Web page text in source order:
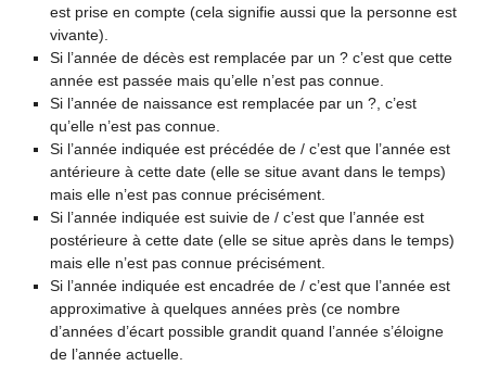
est prise en compte (cela signifie aussi que la personne est
vivante).
Si l’année de décès est remplacée par un ? c’est que cette
année est passée mais qu’elle n’est pas connue.
Si l’année de naissance est remplacée par un ?, c’est
qu’elle n’est pas connue.
Si l’année indiquée est précédée de / c’est que l’année est
antérieure à cette date (elle se situe avant dans le temps)
mais elle n’est pas connue précisément.
Si l’année indiquée est suivie de / c’est que l’année est
postérieure à cette date (elle se situe après dans le temps)
mais elle n’est pas connue précisément.
Si l’année indiquée est encadrée de / c’est que l’année est
approximative à quelques années près (ce nombre
d’années d’écart possible grandit quand l’année s’éloigne
de l’année actuelle.